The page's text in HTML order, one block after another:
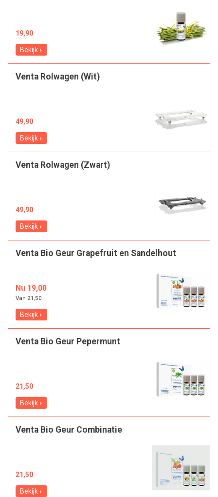
19,90
Bekijk
Venta Rolwagen (Wit)
49,90
Bekijk
Venta Rolwagen (Zwart)
49,90
Bekijk
Venta Bio Geur Grapefruit en Sandelhout
Nu 19,00
Van 21,50
Bekijk
Venta Bio Geur Pepermunt
21,50
Bekijk
Venta Bio Geur Combinatie
21,50
Bekijk